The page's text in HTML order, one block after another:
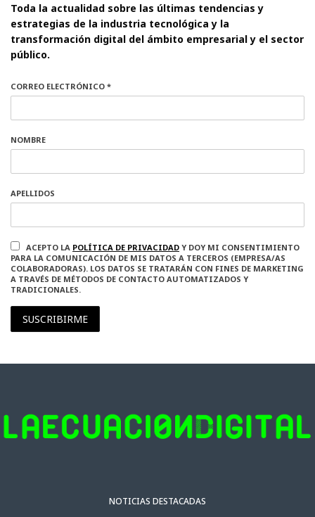
Toda la actualidad sobre las últimas tendencias y
estrategias de la industria tecnológica y la
transformación digital del ámbito empresarial y el sector
público.
CORREO ELECTRÓNICO *
NOMBRE
APELLIDOS
ACEPTO LA POLÍTICA DE PRIVACIDAD Y DOY MI CONSENTIMIENTO
PARA LA COMUNICACIÓN DE MIS DATOS A TERCEROS (EMPRESA/AS
COLABORADORAS). LOS DATOS SE TRATARÁN CON FINES DE MARKETING
A TRAVÉS DE MÉTODOS DE CONTACTO AUTOMATIZADOS Y
TRADICIONALES.
SUSCRIBIRME
NOTICIAS DESTACADAS